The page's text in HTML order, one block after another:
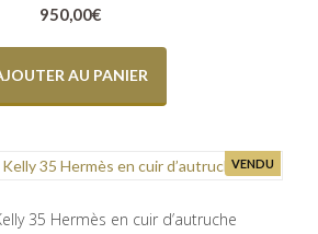
950,00€
AU PANIER
VENDU
35 Hermès en cuir d’autruche